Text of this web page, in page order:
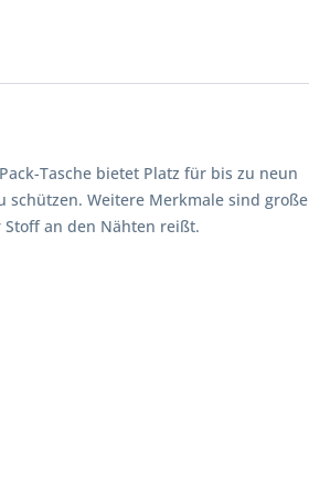
Tasche bietet Platz für bis zu neun
schützen. Weitere Merkmale sind große
an den Nähten reißt.